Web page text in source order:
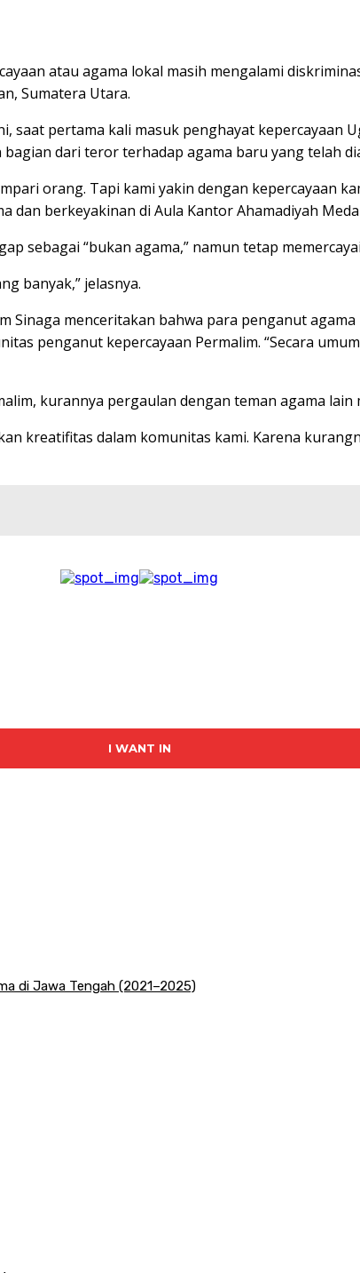
atau agama lokal masih mengalami
Sumatera Utara.
saat pertama kali masuk penghayat kepercayaan
dari teror terhadap agama baru yang telah
orang. Tapi kami yakin dengan kepercayaan
berkeyakinan di Aula Kantor Ahamadiyah
sebagai “bukan agama,” namun tetap
banyak,” jelasnya.
menceritakan bahwa para penganut
penganut kepercayaan Permalim. “Secara
kurannya pergaulan dengan teman agama lain
kreatifitas dalam komunitas kami. Karena
I WANT IN
di Jawa Tengah (2021–2025)